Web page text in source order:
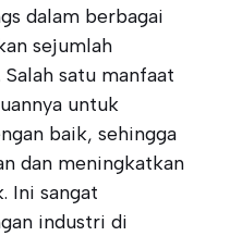
dalam berbagai
sejumlah
satu manfaat
untuk
baik, sehingga
dan meningkatkan
Ini sangat
industri di